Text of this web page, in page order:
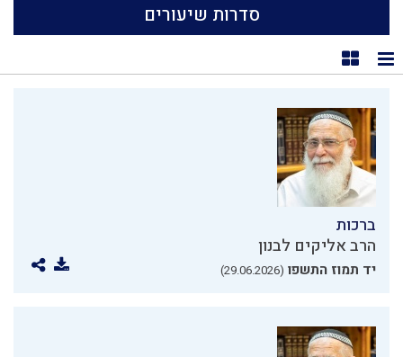
סדרות שיעורים
תצוגת רשימה
תצוגת קוביות
ברכות
הרב אליקים לבנון
יד תמוז התשפו (29.06.2026)